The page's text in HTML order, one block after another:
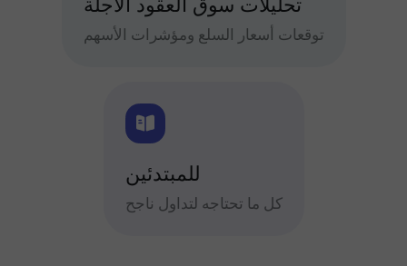
تحليلات سوق العقود الآجلة
توقعات أسعار السلع ومؤشرات الأسهم
للمبتدئين
كل ما تحتاجه لتداول ناجح